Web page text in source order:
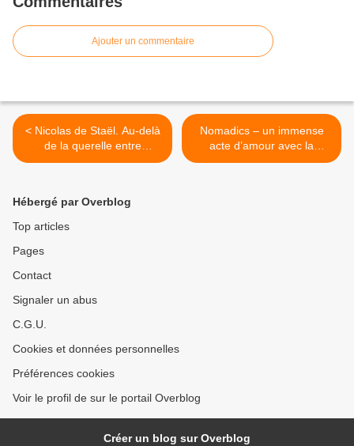
Ajouter un commentaire
< Nicolas de Staël. Au-delà
de la querelle entre
abstraction et figuration.
Nomadics – un immense
acte d’amour avec la
nature, époustouflante
Hébergé par Overblog
Top articles
Pages
Contact
Signaler un abus
C.G.U.
Cookies et données personnelles
Préférences cookies
Voir le profil de sur le portail Overblog
Créer un blog sur Overblog